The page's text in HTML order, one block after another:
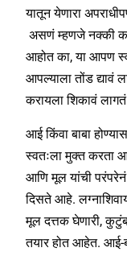
यातून येणारा
असणं म्हणजे नक्की
आहोत का, या आपण
आपल्याला तोंड द्यावं
करायला शिकावं
आई किंवा बाबा
स्वतःला मुक्त करता
आणि मूल यांची
दिसते आहे.
मूल दत्तक घेणारी,
तयार होत आहेत. आई-